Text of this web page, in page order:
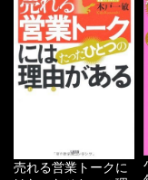
売れる営業トークに